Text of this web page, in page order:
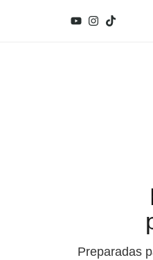
Preparadas